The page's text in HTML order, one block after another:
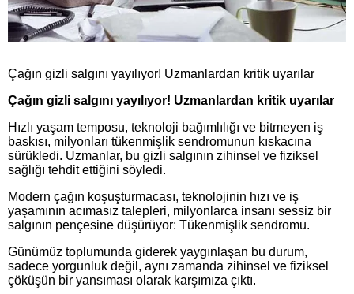
Çağın gizli salgını yayılıyor! Uzmanlardan kritik uyarılar
Çağın gizli salgını yayılıyor! Uzmanlardan kritik uyarılar
Hızlı yaşam temposu, teknoloji bağımlılığı ve bitmeyen iş
baskısı, milyonları tükenmişlik sendromunun kıskacına
sürükledi. Uzmanlar, bu gizli salgının zihinsel ve fiziksel
sağlığı tehdit ettiğini söyledi.
Modern çağın koşuşturmacası, teknolojinin hızı ve iş
yaşamının acımasız talepleri, milyonlarca insanı sessiz bir
salgının pençesine düşürüyor: Tükenmişlik sendromu.
Günümüz toplumunda giderek yaygınlaşan bu durum,
sadece yorgunluk değil, aynı zamanda zihinsel ve fiziksel
çöküşün bir yansıması olarak karşımıza çıktı.